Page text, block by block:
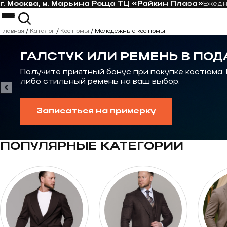
Перейти к контенту
г. Москва, м. Марьина Роща ТЦ «Райкин Плаза»
Костюмы
Костюм на свадьбу
Casual костюм
Костюмы на выпускной
Пиджаки
Галстуки
Контакты
Главная / Каталог / Костюмы / Молодежные костюмы
ГАЛСТУК ИЛИ РЕМЕНЬ В
Получите приятный бонус при покупке
либо стильный ремень на ваш выбор.
Записаться на примерку
ПОПУЛЯРНЫЕ КАТЕГОРИИ
Перейти к категории Костюмы oversize
Перейти к